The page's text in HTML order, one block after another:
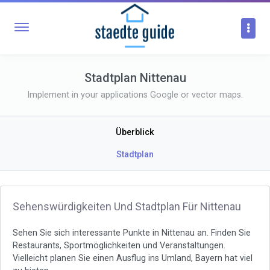
Stadtplan Nittenau
Implement in your applications Google or vector maps.
Überblick
Stadtplan
Sehenswürdigkeiten Und Stadtplan Für Nittenau
Sehen Sie sich interessante Punkte in Nittenau an. Finden Sie
Restaurants, Sportmöglichkeiten und Veranstaltungen.
Vielleicht planen Sie einen Ausflug ins Umland, Bayern hat viel